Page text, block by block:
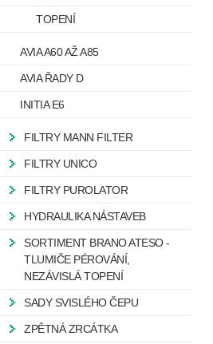
TOPENÍ
AVIA A60 AŽ A85
AVIA ŘADY D
INITIA E6
FILTRY MANN FILTER
FILTRY UNICO
FILTRY PUROLATOR
HYDRAULIKA NÁSTAVEB
SORTIMENT BRANO ATESO -
TLUMIČE PÉROVÁNÍ,
NEZÁVISLÁ TOPENÍ
SADY SVISLÉHO ČEPU
ZPĚTNÁ ZRCÁTKA